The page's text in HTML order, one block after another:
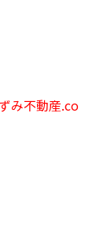
み不動産.co